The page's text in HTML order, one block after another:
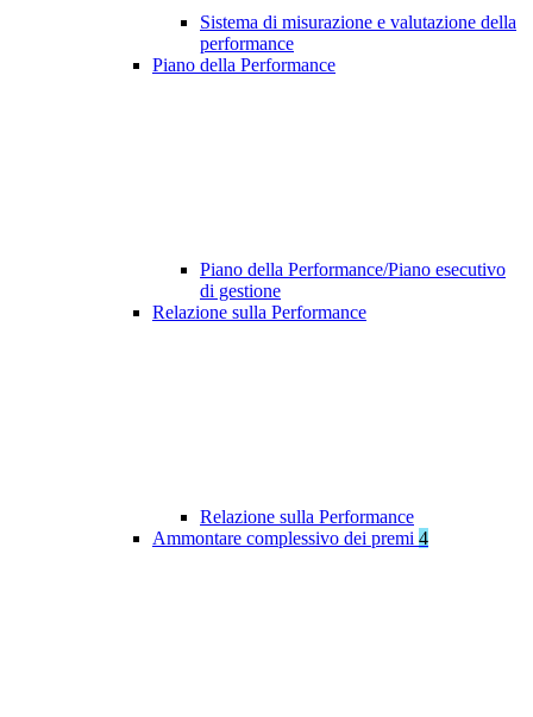
Sistema di misurazione e valutazione della
performance
Piano della Performance
Piano della Performance/Piano esecutivo
di gestione
Relazione sulla Performance
Relazione sulla Performance
Ammontare complessivo dei premi 4